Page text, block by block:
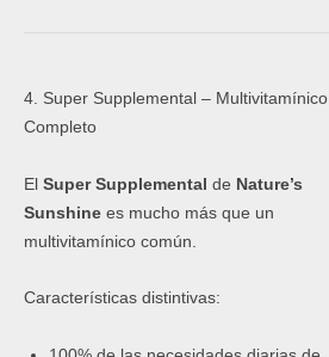
4. Super Supplemental – Multivitamínico
Completo
El Super Supplemental de Nature’s
Sunshine es mucho más que un
multivitamínico común.
Características distintivas: